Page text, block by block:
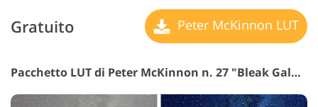
Gratuito Peter McKinnon LUT
Pacchetto LUT di Peter McKinnon n. 27 "Bleak Galaxy"